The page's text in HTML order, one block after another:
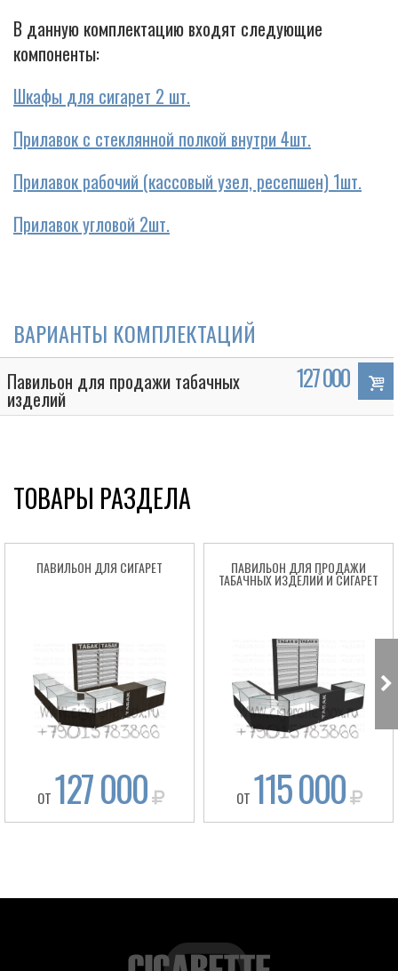
В данную комплектацию входят следующие
компоненты:
Шкафы для сигарет 2 шт.
Прилавок с стеклянной полкой внутри 4шт.
Прилавок рабочий (кассовый узел, ресепшен) 1шт.
Прилавок угловой 2шт.
ВАРИАНТЫ КОМПЛЕКТАЦИЙ
Павильон для продажи табачных
изделий
127 000
ТОВАРЫ РАЗДЕЛА
ПАВИЛЬОН ДЛЯ СИГАРЕТ
ОТ 127 000
ПАВИЛЬОН ДЛЯ ПРОДАЖИ
ТАБАЧНЫХ ИЗДЕЛИЙ И СИГАРЕТ
ОТ 115 000